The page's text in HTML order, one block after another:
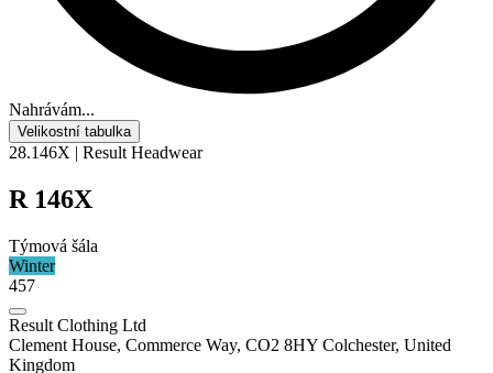
Nahrávám...
Velikostní tabulka
28.146X | Result Headwear
R 146X
Týmová šála
Winter
457
Result Clothing Ltd
Clement House, Commerce Way, CO2 8HY Colchester, United
Kingdom